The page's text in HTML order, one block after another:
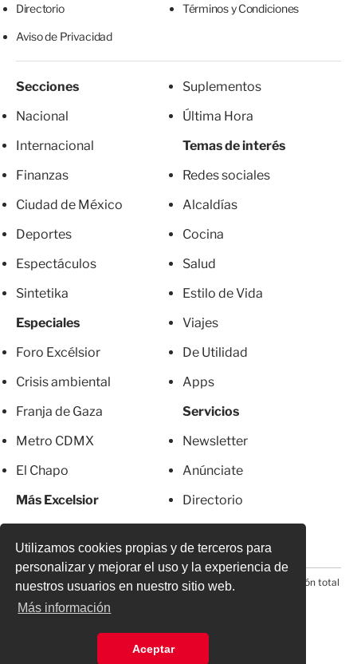
Utilizamos cookies propias y de terceros para
personalizar y mejorar el uso y la experiencia de
nuestros usuarios en nuestro sitio web.
Más información
Aceptar
Directorio Términos y Condiciones
Aviso de Privacidad
Secciones
Nacional
Internacional
Finanzas
Ciudad de México
Deportes
Espectáculos
Sintetika
Especiales
Foro Excélsior
Crisis ambiental
Franja de Gaza
Metro CDMX
El Chapo
Más Excelsior
Suplementos
Última Hora
Temas de interés
Redes sociales
Alcaldías
Cocina
Salud
Estilo de Vida
Viajes
De Utilidad
Apps
Servicios
Newsletter
Anúnciate
Directorio
© 2026 Todos los derechos reservados. Prohibida la reproducción total
o parcial, incluyendo cualquier medio electrónico*